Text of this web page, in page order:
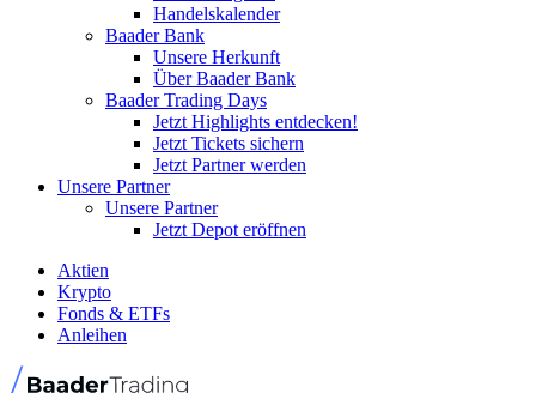
Handelskalender
Baader Bank
Unsere Herkunft
Über Baader Bank
Baader Trading Days
Jetzt Highlights entdecken!
Jetzt Tickets sichern
Jetzt Partner werden
Unsere Partner
Unsere Partner
Jetzt Depot eröffnen
Aktien
Krypto
Fonds & ETFs
Anleihen